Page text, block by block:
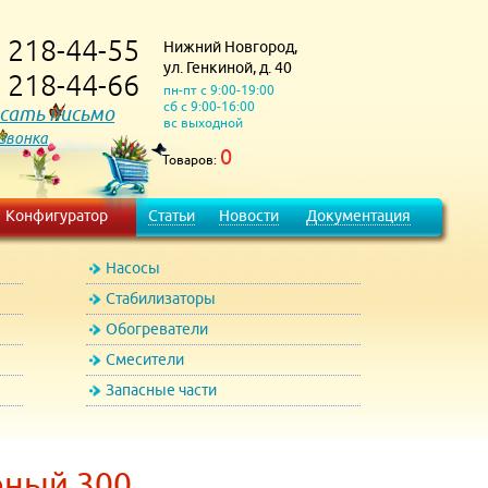
218-44-55
218-44-66
письмо
Нижний Новгород,
ул. Генкиной, д. 40
пн-пт с 9:00-19:00
сб с 9:00-16:00
вс выходной
Товаров: 0
Конфигуратор Статьи Новости Документация
Насосы
Стабилизаторы
Обогреватели
Смесители
Запасные части